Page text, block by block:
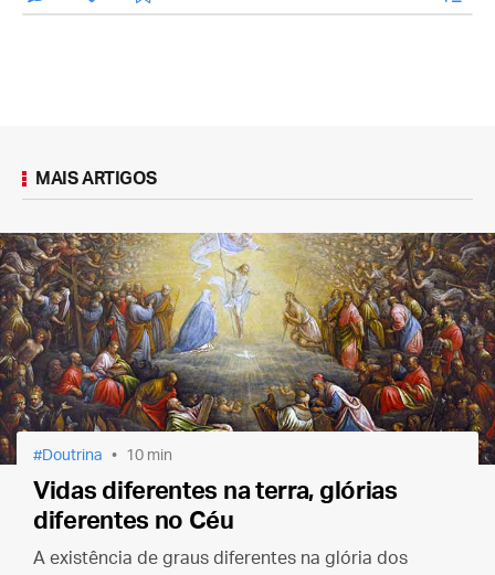
MAIS ARTIGOS
Doutrina 10 min
Vidas diferentes na terra, glórias
diferentes no Céu
A existência de graus diferentes na glória dos